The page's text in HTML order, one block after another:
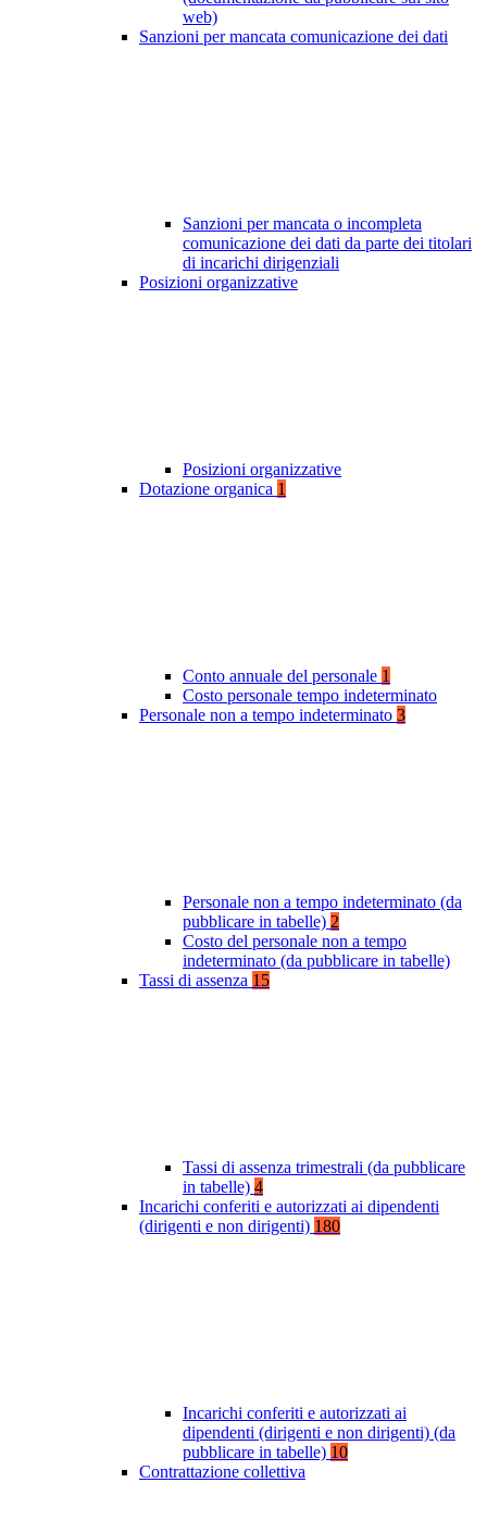
web)
Sanzioni per mancata comunicazione dei dati
Sanzioni per mancata o incompleta
comunicazione dei dati da parte dei titolari
di incarichi dirigenziali
Posizioni organizzative
Posizioni organizzative
Dotazione organica 1
Conto annuale del personale 1
Costo personale tempo indeterminato
Personale non a tempo indeterminato 3
Personale non a tempo indeterminato (da
pubblicare in tabelle) 2
Costo del personale non a tempo
indeterminato (da pubblicare in tabelle)
Tassi di assenza 15
Tassi di assenza trimestrali (da pubblicare
in tabelle) 4
Incarichi conferiti e autorizzati ai dipendenti
(dirigenti e non dirigenti) 180
Incarichi conferiti e autorizzati ai
dipendenti (dirigenti e non dirigenti) (da
pubblicare in tabelle) 10
Contrattazione collettiva